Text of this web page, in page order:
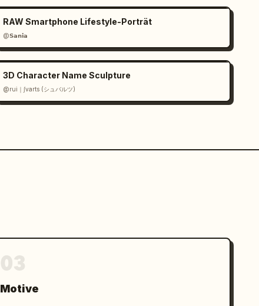
RAW Smartphone Lifestyle-Porträt
@𝗦𝗮𝗻𝗶𝗮
3D Character Name Sculpture
@rui｜∫varts (シュバルツ)
Motive